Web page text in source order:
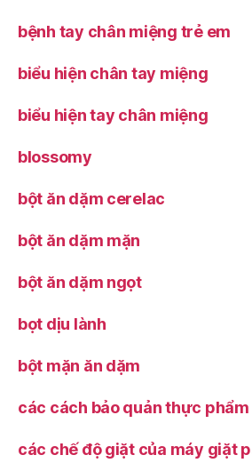
bệnh tay chân miệng trẻ em
biểu hiện chân tay miệng
biểu hiện tay chân miệng
blossomy
bột ăn dặm cerelac
bột ăn dặm mặn
bột ăn dặm ngọt
bọt dịu lành
bột mặn ăn dặm
các cách bảo quản thực phẩm
các chế độ giặt của máy giặt